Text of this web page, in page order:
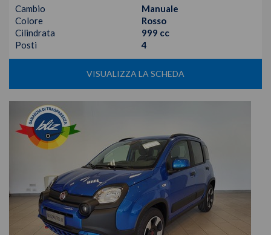
Cambio
Manuale
Colore
Rosso
Cilindrata
999 cc
Posti
4
VISUALIZZA LA SCHEDA